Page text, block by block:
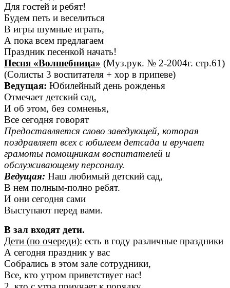
Для гостей и ребят!
Будем петь и веселиться
В игры шумные играть,
А пока всем предлагаем
Праздник песенкой начать!
Песня «Волшебница» (Муз.рук. № 2-2004г. стр.61)
(Солисты 3 воспитателя + хор в припеве)
Ведущая: Юбилейный день рожденья
Отмечает детский сад,
И об этом, без сомненья,
Все сегодня говорят
Предоставляется слово заведующей, которая
поздравляет всех с юбилеем детсада и вручает
грамоты помощникам воспитателей и
обслуживающему персоналу.
Ведущая: Наш любимый детский сад,
В нем полным-полно ребят.
И они сегодня сами
Выступают перед вами.
В зал входят дети.
Дети (по очереди): есть в году различные праздники
А сегодня праздник у вас
Собрались в этом зале сотрудники,
Все, кто утром приветствует нас!